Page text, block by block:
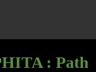
: Path